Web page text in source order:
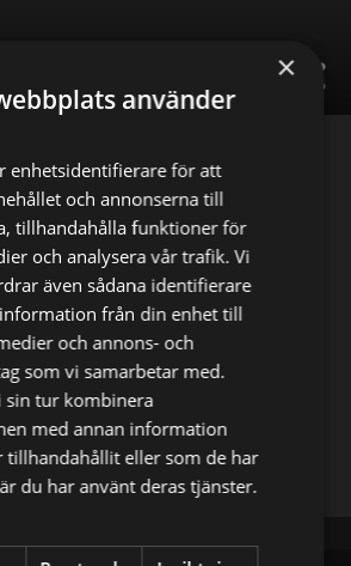
share
×
använder
enhetsidentifierare för att
och annonserna till
tillhandahålla funktioner för
och analysera vår trafik. Vi
även sådana identifierare
från din enhet till
och annons- och
som vi samarbetar med.
sin tur kombinera
med annan information
tillhandahållit eller som de har
du har använt deras tjänster.